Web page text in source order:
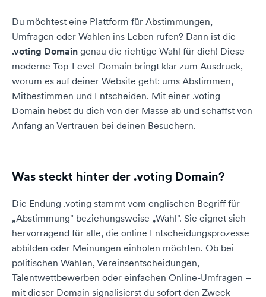
Du möchtest eine Plattform für Abstimmungen,
Umfragen oder Wahlen ins Leben rufen? Dann ist die
.voting Domain genau die richtige Wahl für dich! Diese
moderne Top-Level-Domain bringt klar zum Ausdruck,
worum es auf deiner Website geht: ums Abstimmen,
Mitbestimmen und Entscheiden. Mit einer .voting
Domain hebst du dich von der Masse ab und schaffst von
Anfang an Vertrauen bei deinen Besuchern.
Was steckt hinter der .voting Domain?
Die Endung .voting stammt vom englischen Begriff für
„Abstimmung" beziehungsweise „Wahl". Sie eignet sich
hervorragend für alle, die online Entscheidungsprozesse
abbilden oder Meinungen einholen möchten. Ob bei
politischen Wahlen, Vereinsentscheidungen,
Talentwettbewerben oder einfachen Online-Umfragen –
mit dieser Domain signalisierst du sofort den Zweck